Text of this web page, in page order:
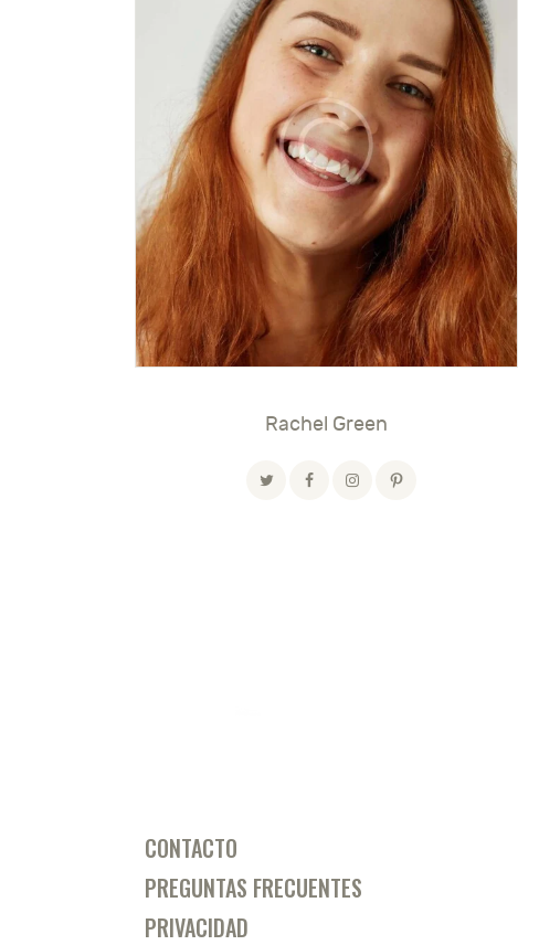
Rachel Green
CONTACTO
PREGUNTAS FRECUENTES
PRIVACIDAD